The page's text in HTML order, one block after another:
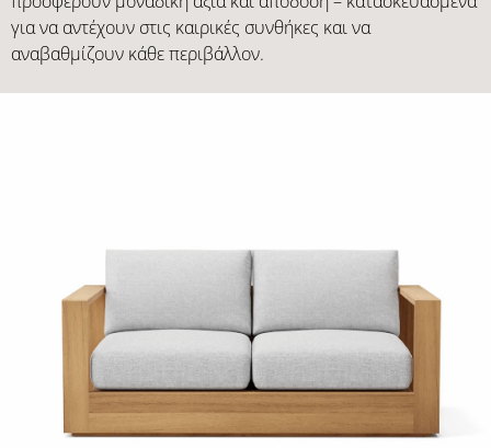
για να αντέχουν στις καιρικές συνθήκες και να
αναβαθμίζουν κάθε περιβάλλον.